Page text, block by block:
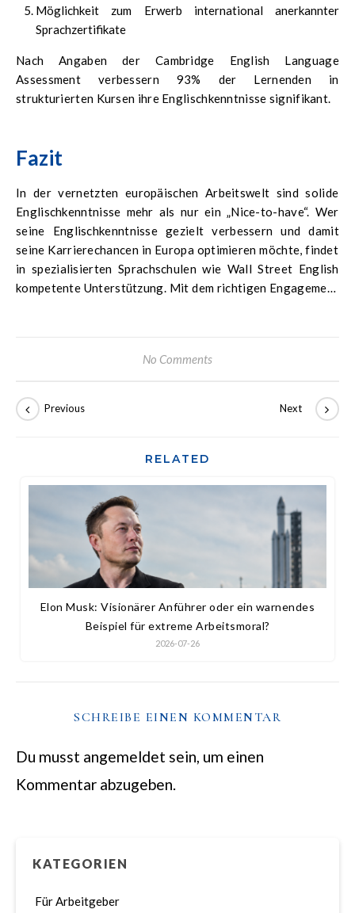
Möglichkeit zum Erwerb international anerkannter
Sprachzertifikate
Nach Angaben der Cambridge English Language
Assessment verbessern 93% der Lernenden in
strukturierten Kursen ihre Englischkenntnisse signifikant.
Fazit
In der vernetzten europäischen Arbeitswelt sind solide
Englischkenntnisse mehr als nur ein „Nice-to-have“. Wer
seine Englischkenntnisse gezielt verbessern und damit
seine Karrierechancen in Europa optimieren möchte, findet
in spezialisierten Sprachschulen wie Wall Street English
kompetente Unterstützung. Mit dem richtigen Engagement
internationalen Arbeitsmarktes wappnen.
No Comments
RELATED
Elon Musk: Visionärer Anführer oder ein warnendes
Beispiel für extreme Arbeitsmoral?
2026-07-26
SCHREIBE EINEN KOMMENTAR
Du musst angemeldet sein, um einen
Kommentar abzugeben.
KATEGORIEN
Für Arbeitgeber